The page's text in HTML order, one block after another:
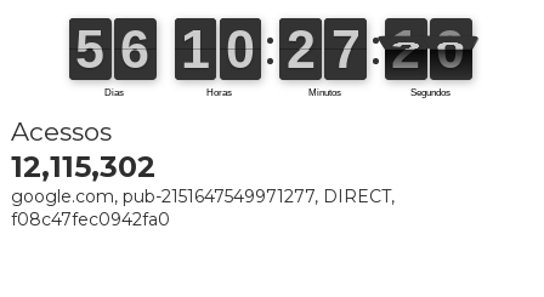
Acessos
12,115,302
google.com, pub-2151647549971277, DIRECT,
f08c47fec0942fa0